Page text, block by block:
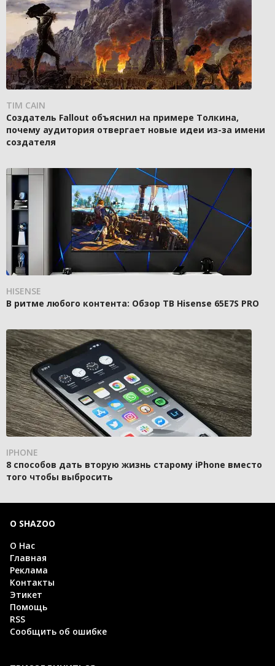
TIM CAIN
Создатель Fallout объяснил на примере Толкина,
почему аудитория отвергает новые идеи из-за имени
создателя
HISENSE
В ритме любого контента: Обзор ТВ Hisense 65E7S PRO
IPHONE
8 способов дать вторую жизнь старому iPhone вместо
того чтобы выбросить
О SHAZOO
О Нас
Главная
Реклама
Контакты
Этикет
Помощь
RSS
Сообщить об ошибке